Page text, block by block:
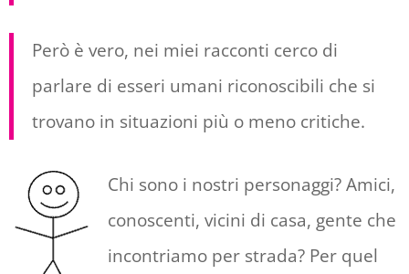
Però è vero, nei miei racconti cerco di
parlare di esseri umani riconoscibili che si
trovano in situazioni più o meno critiche.
Chi sono i nostri personaggi? Amici,
conoscenti, vicini di casa, gente che
incontriamo per strada? Per quel